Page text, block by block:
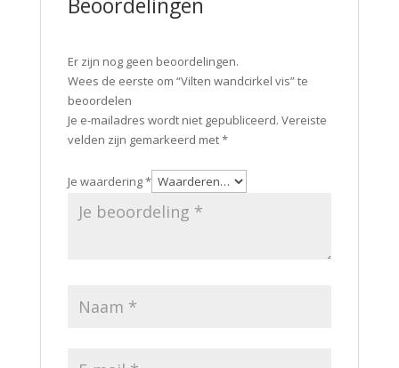
Er zijn nog geen beoordelingen.
Wees de eerste om “Vilten wandcirkel vis” te
beoordelen
Je e-mailadres wordt niet gepubliceerd. Vereiste
velden zijn gemarkeerd met*
Je waardering*